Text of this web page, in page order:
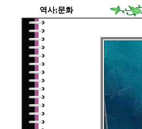
역사;문화